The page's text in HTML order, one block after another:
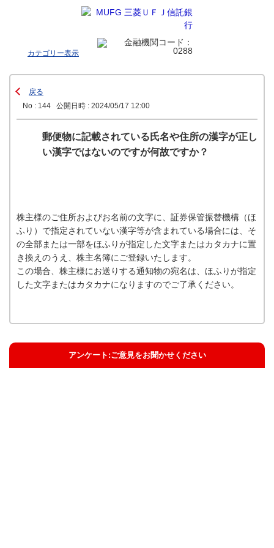
カテゴリー表示
戻る
No : 144
公開日時 : 2024/05/17 12:00
郵便物に記載されている氏名や住所の漢字が正し
い漢字ではないのですが何故ですか？
株主様のご住所およびお名前の文字に、証券保管振替機構（ほ
ふり）で指定されていない漢字等が含まれている場合には、そ
の全部または一部をほふりが指定した文字またはカタカナに置
き換えのうえ、株主名簿にご登録いたします。
この場合、株主様にお送りする通知物の宛名は、ほふりが指定
した文字またはカタカナになりますのでご了承ください。
アンケート:ご意見をお聞かせください